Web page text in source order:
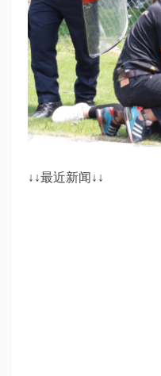
↓↓最近新闻↓↓